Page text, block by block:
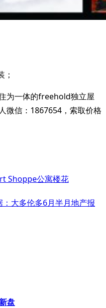
为一体的freehold独立屋
微信：1867654，索取价格
Shoppe公寓楼花
大多伦多6月半月地产报
盘